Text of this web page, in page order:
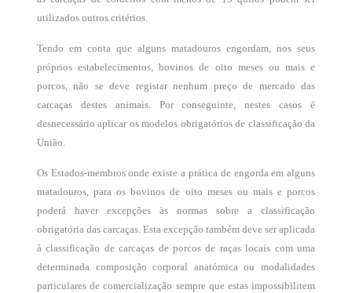
utilizados outros critérios.
Tendo em conta que alguns matadouros engordam, nos seus
próprios estabelecimentos, bovinos de oito meses ou mais e
porcos, não se deve registar nenhum preço de mercado das
carcaças destes animais. Por conseguinte, nestes casos é
desnecessário aplicar os modelos obrigatórios de classificação da
União.
Os Estados-membros onde existe a prática de engorda em alguns
matadouros, para os bovinos de oito meses ou mais e porcos
poderá haver excepções às normas sobre a classificação
obrigatória das carcaças. Esta excepção também deve ser aplicada
à classificação de carcaças de porcos de raças locais com uma
determinada composição corporal anatómica ou modalidades
particulares de comercialização sempre que estas impossibilitem